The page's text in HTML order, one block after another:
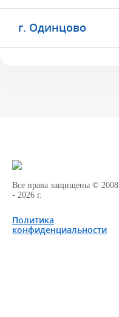
г. Одинцово
Все права защищены © 2008
- 2026 г.
Политика
конфиденциальности